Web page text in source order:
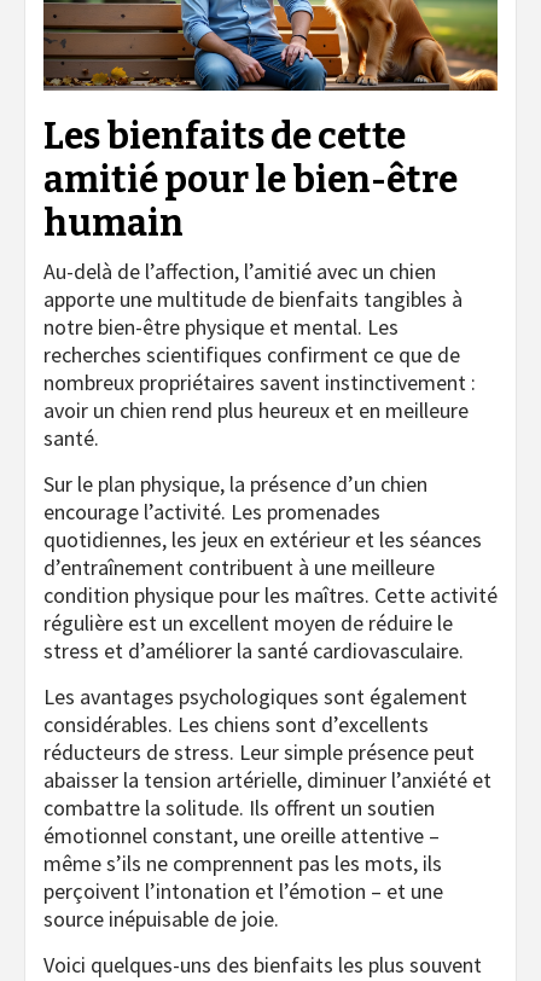
Les bienfaits de cette
amitié pour le bien-être
humain
Au-delà de l’affection, l’amitié avec un chien
apporte une multitude de bienfaits tangibles à
notre bien-être physique et mental. Les
recherches scientifiques confirment ce que de
nombreux propriétaires savent instinctivement :
avoir un chien rend plus heureux et en meilleure
santé.
Sur le plan physique, la présence d’un chien
encourage l’activité. Les promenades
quotidiennes, les jeux en extérieur et les séances
d’entraînement contribuent à une meilleure
condition physique pour les maîtres. Cette activité
régulière est un excellent moyen de réduire le
stress et d’améliorer la santé cardiovasculaire.
Les avantages psychologiques sont également
considérables. Les chiens sont d’excellents
réducteurs de stress. Leur simple présence peut
abaisser la tension artérielle, diminuer l’anxiété et
combattre la solitude. Ils offrent un soutien
émotionnel constant, une oreille attentive –
même s’ils ne comprennent pas les mots, ils
perçoivent l’intonation et l’émotion – et une
source inépuisable de joie.
Voici quelques-uns des bienfaits les plus souvent